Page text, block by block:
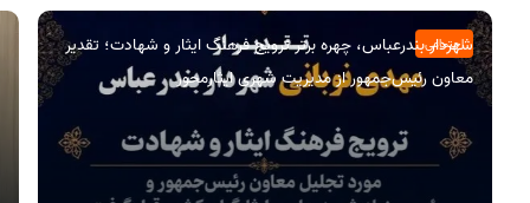
اجتماعی
شهردار بندرعباس، چهره برتر ترویج فرهنگ ایثار و شهادت؛ تقدیر
معاون رئیس‌جمهور از مدیریت شهری ایثارمحور